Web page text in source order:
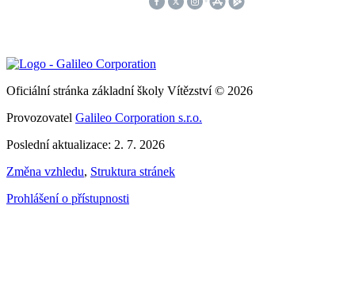
Oficiální stránka základní školy Vítězství © 2026
Provozovatel Galileo Corporation s.r.o.
Poslední aktualizace: 2. 7. 2026
Změna vzhledu, Struktura stránek
Prohlášení o přístupnosti